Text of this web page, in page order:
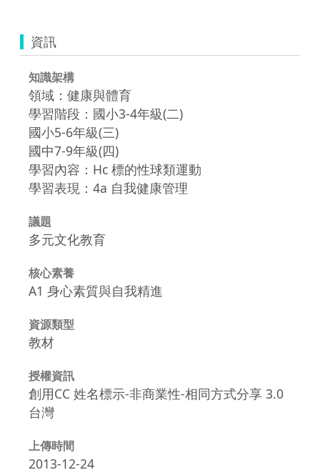
資訊
知識架構
領域：健康與體育
學習階段：國小3-4年級(二)
國小5-6年級(三)
國中7-9年級(四)
學習內容：Hc 標的性球類運動
學習表現：4a 自我健康管理
議題
多元文化教育
核心素養
A1 身心素質與自我精進
資源類型
教材
授權資訊
創用CC 姓名標示-非商業性-相同方式分享 3.0
台灣
上傳時間
2013-12-24